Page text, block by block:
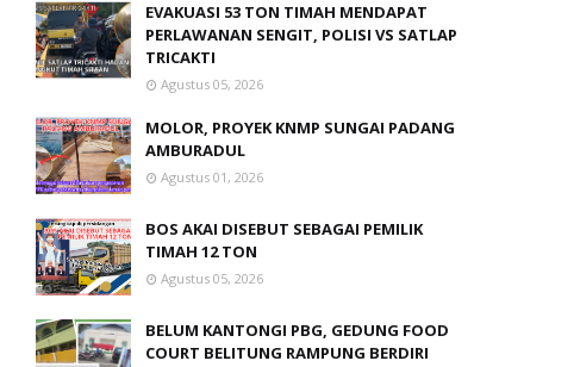
EVAKUASI 53 TON TIMAH MENDAPAT
PERLAWANAN SENGIT, POLISI VS SATLAP
TRICAKTI
Agustus 05, 2026
MOLOR, PROYEK KNMP SUNGAI PADANG
AMBURADUL
Agustus 01, 2026
BOS AKAI DISEBUT SEBAGAI PEMILIK
TIMAH 12 TON
Agustus 05, 2026
BELUM KANTONGI PBG, GEDUNG FOOD
COURT BELITUNG RAMPUNG BERDIRI